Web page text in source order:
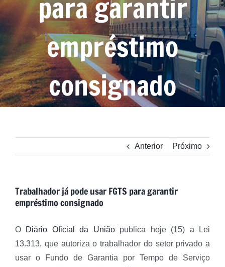
para garantir
empréstimo
consignado
Anterior Próximo
Trabalhador já pode usar FGTS para garantir
empréstimo consignado
O Diário Oficial da Uniãopublica hoje (15) a Lei
13.313, que autoriza o trabalhador do setor privado a
usar o Fundo de Garantia por Tempo de Serviço